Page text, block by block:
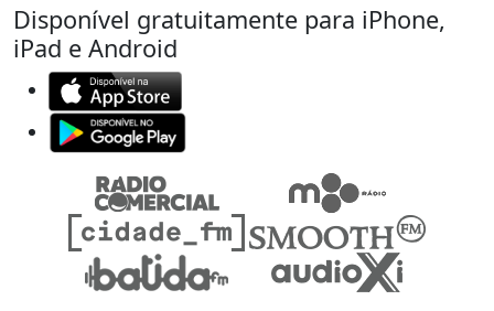
Disponível gratuitamente para iPhone,
iPad e Android